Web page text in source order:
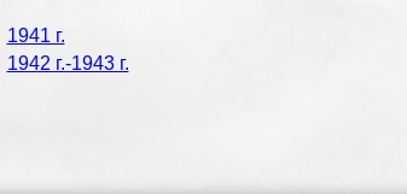
1941 г.
1942 г.-1943 г.